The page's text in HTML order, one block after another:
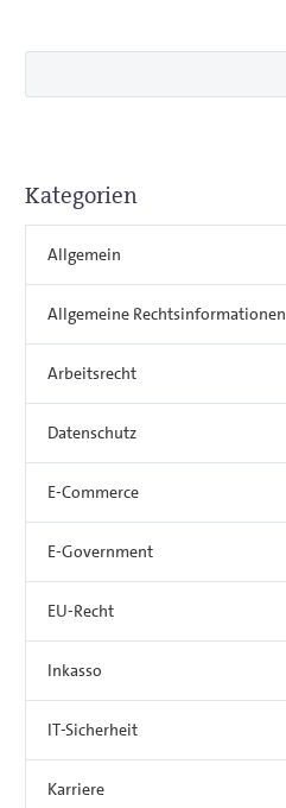
Kategorien
Allgemein
Allgemeine Rechtsinformationen
Arbeitsrecht
Datenschutz
E-Commerce
E-Government
EU-Recht
Inkasso
IT-Sicherheit
Karriere